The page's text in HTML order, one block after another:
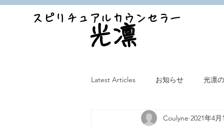
スピリチュアルカウンセラー
光凛
Latest Articles お知らせ 光凛
Coulyne 2021年4月